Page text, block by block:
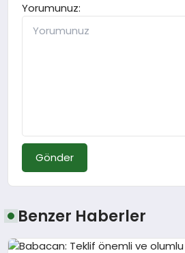
Yorumunuz:
Gönder
Benzer Haberler